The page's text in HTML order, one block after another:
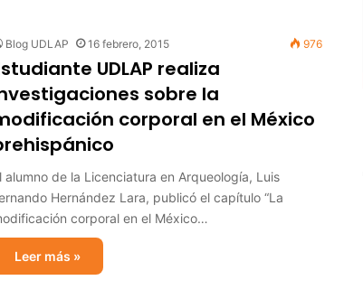
Blog UDLAP 16 febrero, 2015 976
UDLAP realiza
sobre la
corporal en el México
alumno de la Licenciatura en Arqueología, Luis
Hernández Lara, publicó el capítulo “La
corporal en el México…
Leer más »